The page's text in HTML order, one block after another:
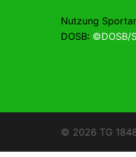
Nutzung
DOSB: ©DOSB/
© 2026 TG